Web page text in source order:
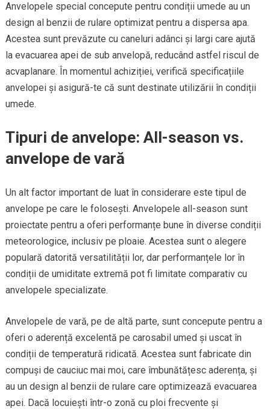
Anvelopele special concepute pentru condiții umede au un
design al benzii de rulare optimizat pentru a dispersa apa.
Acestea sunt prevăzute cu caneluri adânci și largi care ajută
la evacuarea apei de sub anvelopă, reducând astfel riscul de
acvaplanare. În momentul achiziției, verifică specificațiile
anvelopei și asigură-te că sunt destinate utilizării în condiții
umede.
Tipuri de anvelope: All-season vs.
anvelope de vară
Un alt factor important de luat în considerare este tipul de
anvelope pe care le folosești. Anvelopele all-season sunt
proiectate pentru a oferi performanțe bune în diverse condiții
meteorologice, inclusiv pe ploaie. Acestea sunt o alegere
populară datorită versatilității lor, dar performanțele lor în
condiții de umiditate extremă pot fi limitate comparativ cu
anvelopele specializate.
Anvelopele de vară, pe de altă parte, sunt concepute pentru a
oferi o aderență excelentă pe carosabil umed și uscat în
condiții de temperatură ridicată. Acestea sunt fabricate din
compuși de cauciuc mai moi, care îmbunătățesc aderența, și
au un design al benzii de rulare care optimizează evacuarea
apei. Dacă locuiești într-o zonă cu ploi frecvente și